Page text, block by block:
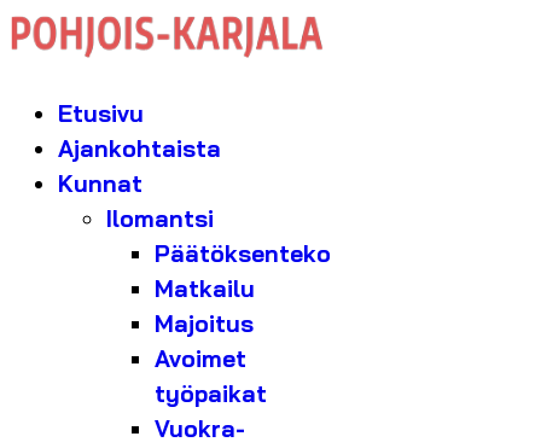
Etusivu
Ajankohtaista
Kunnat
Ilomantsi
Päätöksenteko
Matkailu
Majoitus
Avoimet
työpaikat
Vuokra-